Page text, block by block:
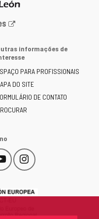
informações de
PARA PROFISSIONAIS
DO SITE
DE CONTATO
YouTube
Este
enlace
abrirá
Instagram
Este
enlace
abrirá